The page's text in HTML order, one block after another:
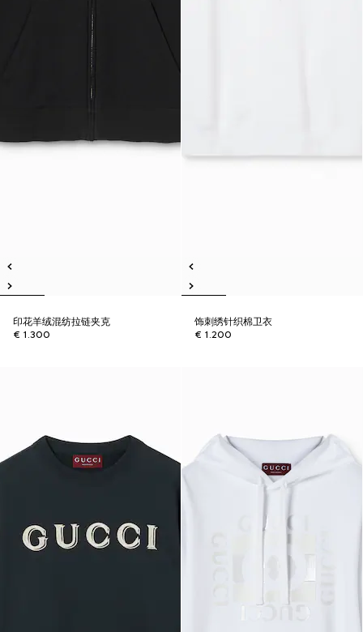
印花羊绒混纺拉链夹克
€ 1.300
饰刺绣针织棉卫衣
€ 1.200